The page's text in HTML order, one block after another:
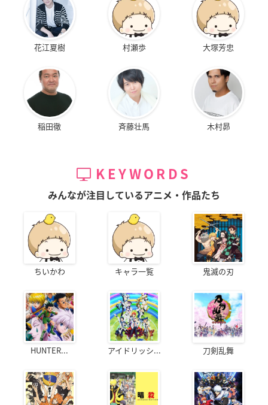
花江夏樹 村瀬歩 大塚芳忠
稲田徹 斉藤壮馬 木村昴
KEYWORDS
みんなが注目しているアニメ・作品たち
ちいかわ キャラ一覧 鬼滅の刃
HUNTER... アイドリッシ... 刀剣乱舞